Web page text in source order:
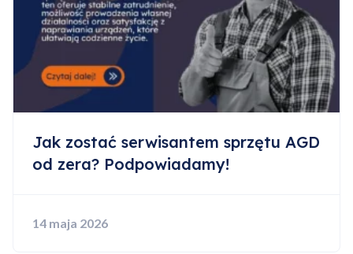
Jak zostać serwisantem sprzętu AGD
od zera? Podpowiadamy!
14 maja 2026